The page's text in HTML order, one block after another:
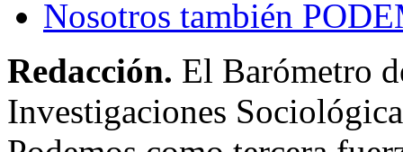
Nosotros también
Redacción. El Barómetro
Investigaciones